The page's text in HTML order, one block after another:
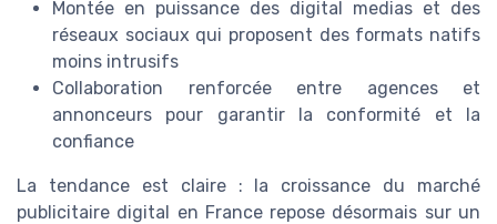
Montée en puissance des digital medias et des
réseaux sociaux qui proposent des formats natifs
moins intrusifs
Collaboration renforcée entre agences et
annonceurs pour garantir la conformité et la
confiance
La tendance est claire : la croissance du marché
publicitaire digital en France repose désormais sur un